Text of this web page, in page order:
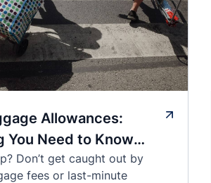
Allowances:
You Need to Know
Fly
Don’t get caught out by
fees or last-minute